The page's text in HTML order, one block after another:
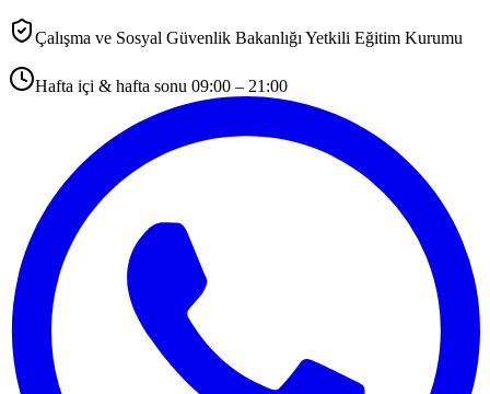
Çalışma ve Sosyal Güvenlik Bakanlığı Yetkili Eğitim Kurumu
Hafta içi & hafta sonu 09:00 – 21:00